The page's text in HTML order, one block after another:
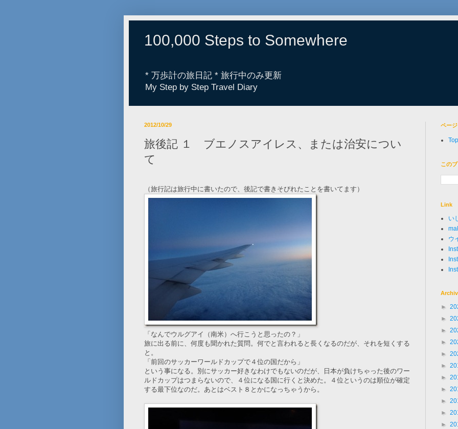
100,000 Steps to Somewhere
* 万歩計の旅日記 * 旅行中のみ更新
My Step by Step Travel Diary
2012/10/29
旅後記 １ ブエノスアイレス、または治安につい
て
（旅行記は旅行中に書いたので、後記で書きそびれたことを書いてます）
「なんでウルグアイ（南米）へ行こうと思ったの？」
旅に出る前に、何度も聞かれた質問。何でと言われると長くなるのだが、それを短くする
と。
「前回のサッカーワールドカップで４位の国だから」
という事になる。別にサッカー好きなわけでもないのだが、日本が負けちゃった後のワー
ルドカップはつまらないので、４位になる国に行くと決めた。４位というのは順位が確定
する最下位なのだ。あとはベスト８とかになっちゃうから。
ページ
この
Link
い
ウ
►
►
►
►
►
►
►
►
►
►
►